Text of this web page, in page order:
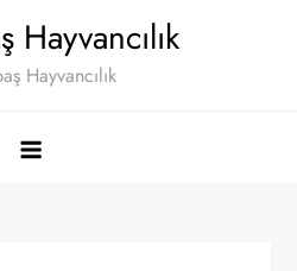
Hayvancılık
Hayvancılık